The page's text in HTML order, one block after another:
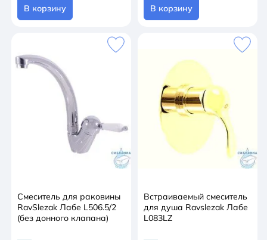
В корзину В корзину
Смеситель для раковины
RavSlezak Лабе L506.5/2
(без донного клапана)
Встраиваемый смеситель
для душа Ravslezak Лабе
L083LZ